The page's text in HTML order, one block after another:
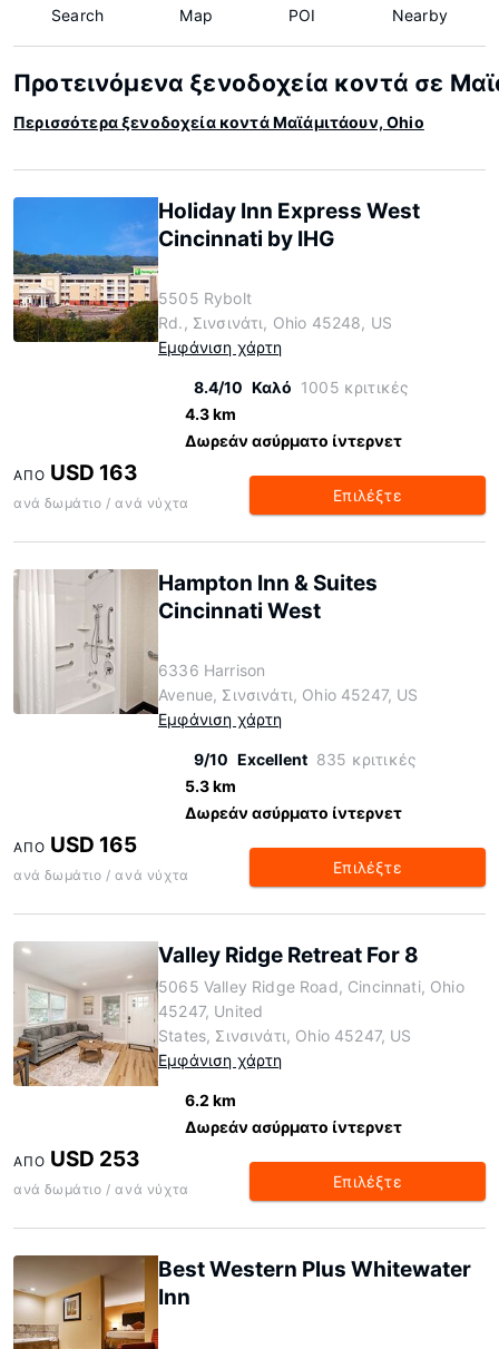
Search Map POI Nearby
Προτεινόμενα ξενοδοχεία κοντά σε
Περισσότερα ξενοδοχεία κοντά Μαϊάμιτάουν, Ohio
Holiday Inn Express West
Cincinnati by IHG
5505 Rybolt
Rd., Σινσινάτι, Ohio 45248, US
Εμφάνιση χάρτη
8.4/10 Καλό 1005 κριτικές
4.3 km
Δωρεάν ασύρματο ίντερνετ
ΑΠΌ USD 163
ανά δωμάτιο / ανά νύχτα Επιλέξτε
Hampton Inn & Suites
Cincinnati West
6336 Harrison
Avenue, Σινσινάτι, Ohio 45247, US
Εμφάνιση χάρτη
9/10 Excellent 835 κριτικές
5.3 km
Δωρεάν ασύρματο ίντερνετ
ΑΠΌ USD 165
ανά δωμάτιο / ανά νύχτα Επιλέξτε
Valley Ridge Retreat For 8
5065 Valley Ridge Road, Cincinnati, Ohio
45247, United
States, Σινσινάτι, Ohio 45247, US
Εμφάνιση χάρτη
6.2 km
Δωρεάν ασύρματο ίντερνετ
ΑΠΌ USD 253
ανά δωμάτιο / ανά νύχτα Επιλέξτε
Best Western Plus Whitewater
Inn